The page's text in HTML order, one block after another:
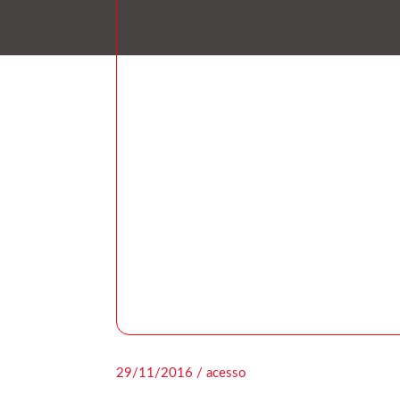
29/11/2016 / acesso